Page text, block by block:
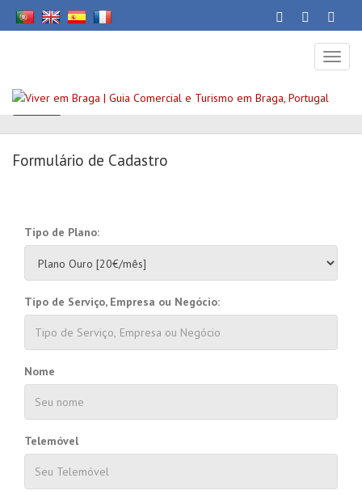
Voltar
Formulário de Cadastro
Tipo de Plano:
Tipo de Serviço, Empresa ou Negócio:
Nome
Telemóvel